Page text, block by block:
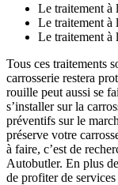
Le traitement à
Le traitement à
Le traitement à
Tous ces traitements
carrosserie restera
rouille peut aussi se
s’installer sur la
préventifs sur le
préserve votre
à faire, c’est de
Autobutler. En plus
de profiter de